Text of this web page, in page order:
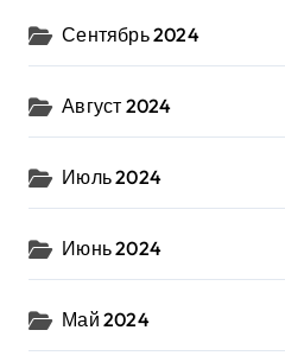
Сентябрь 2024
Август 2024
Июль 2024
Июнь 2024
Май 2024